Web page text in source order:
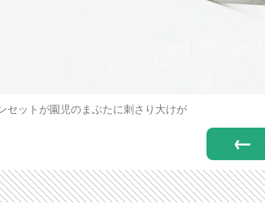
セットが園児のまぶたに刺さり大けが